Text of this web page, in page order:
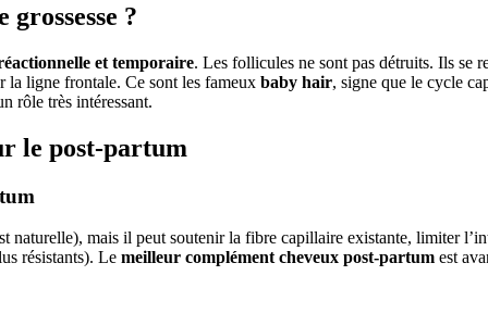
grossesse ?
et temporaire. Les follicules ne sont pas détruits. Ils se
la ligne frontale. Ce sont les fameux baby hair, signe que le cycle
rôle très intéressant.
le post-partum
naturelle), mais il peut soutenir la fibre capillaire existante, limiter
résistants). Le meilleur complément cheveux post-partum est